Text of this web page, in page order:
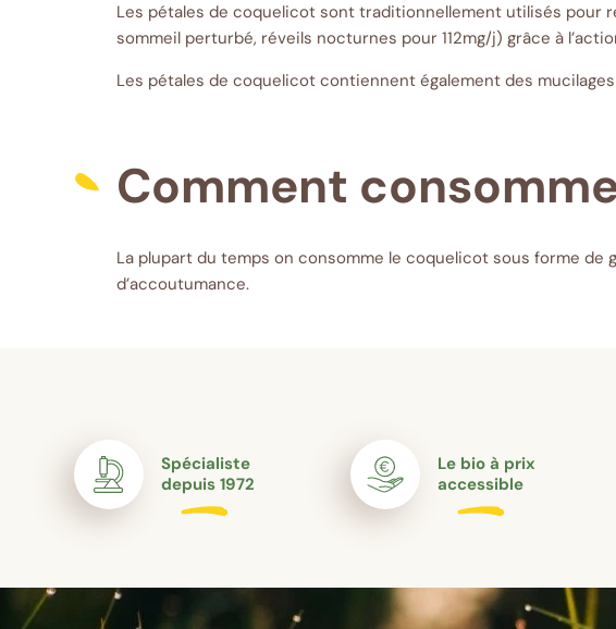
Les pétales de coquelicot sont traditionnellement utilisés pour
sommeil perturbé, réveils nocturnes pour 112mg/j) grâce à
Les pétales de coquelicot contiennent également des
Comment
La plupart du temps on consomme le coquelicot sous forme de
d’accoutumance.
Spécialiste
depuis 1972
Le bio à prix
accessible